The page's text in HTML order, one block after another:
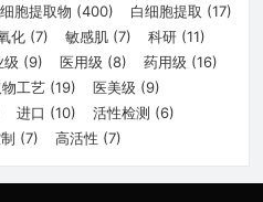
胞提取物 (400) 白细胞提取 (17)
化 (7) 敏感肌 (7) 科研 (11)
级 (9) 医用级 (8) 药用级 (16)
工艺 (19) 医美级 (9)
进口 (10) 活性检测 (6)
(7) 高活性 (7)